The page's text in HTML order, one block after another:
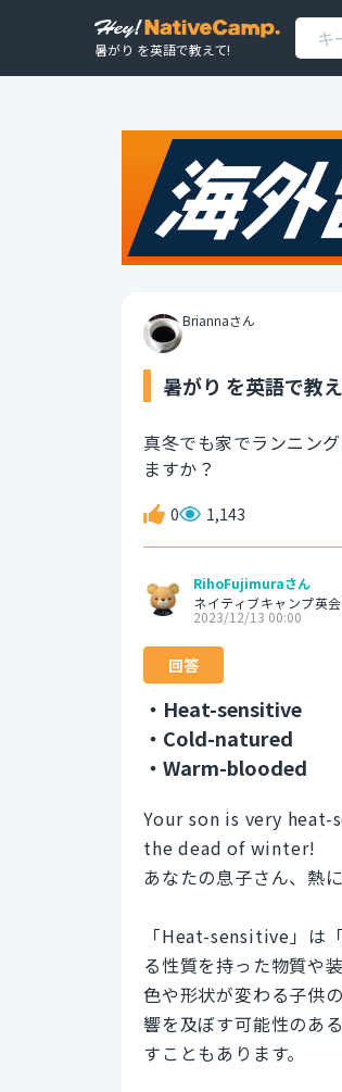
暑がり を英語で教えて!
Briannaさん
暑がり を英語で教
真冬でも家でランニン
ますか？
0 1,143
RihoFujimuraさん
ネイティブキャンプ英
2023/12/13 00:00
回答
・Heat-sensitive
・Cold-natured
・Warm-blooded
Your son is very
the dead of winter!
あなたの息子さん、熱
「Heat-sensitive」は
る性質を持った物質や
色や形状が変わる子供
響を及ぼす可能性のあ
すこともあります。